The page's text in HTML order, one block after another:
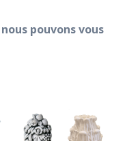
pouvons vous